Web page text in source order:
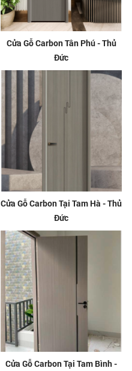
Cửa Gỗ Carbon Tân Phú - Thủ
Đức
Cửa Gỗ Carbon Tại Tam Hà - Thủ
Đức
Cửa Gỗ Carbon Tại Tam Bình -